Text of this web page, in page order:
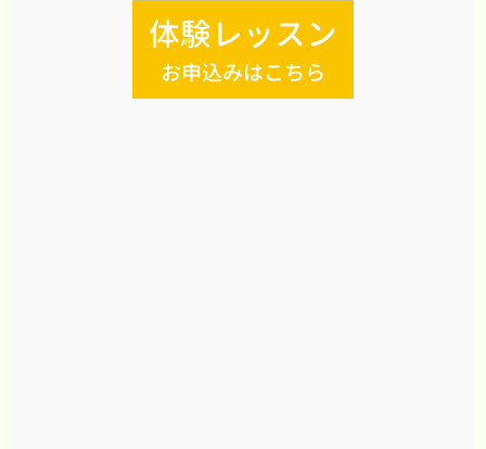
体験レッスン
お申込みはこちら